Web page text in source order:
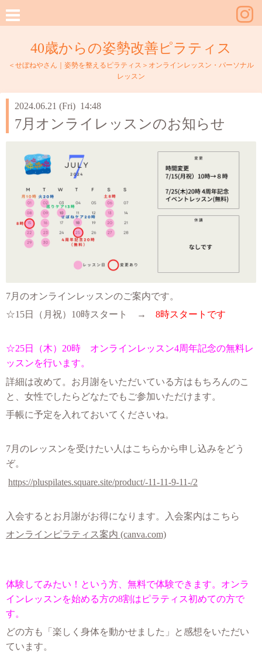
40歳からの姿勢改善ピラティス
＜せぼねやさん｜姿勢を整えるピラティス＞オンラインレッスン・パーソナル
レッスン
2024.06.21 (Fri) 14:48
7月オンライレッスンのお知らせ
7月のオンラインレッスンのご案内です。
☆15日（月祝）10時スタート → 8時スタートです
☆25日
（木）20時 オンラインレッスン4周年記念の無料レ
ッスンを行います。
詳細は改めて。お月謝をいただいている方はもちろんのこ
と、女性でしたらどなたでもご参加いただけます。
手帳に予定を入れておいてくださいね。
7月のレッスンを受けたい人はこちらから申し込みをどう
ぞ。
https://pluspilates.square.site/product/-11-11-9-11-/2
入会するとお月謝がお得になります。入会案内はこちら
オンラインピラティス案内 (canva.com)
体験してみたい！という方、無料で体験できます。オンラ
インレッスンを始める方の8割はピラティス初めての方で
す。
どの方も「楽しく身体を動かせました」と感想をいただい
ています。